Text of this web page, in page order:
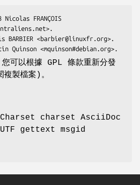
您可以根據 GPL 條款重新分發
製檔案)。
charset AsciiDoc
gettext msgid